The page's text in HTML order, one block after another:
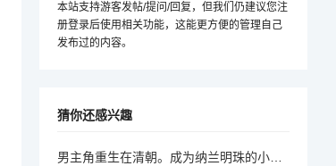
本站支持游客发帖/提问/回复，但我们仍建议您注
册登录后使用相关功能，这能更方便的管理自己
发布过的内容。
猜你还感兴趣
男主角重生在清朝。成为纳兰明珠的小儿子，康熙很宠他，后来他娶了同是格格，格格是他在现代的青梅竹马？